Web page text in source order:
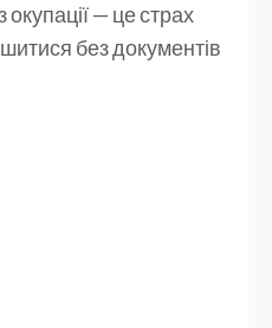
окупації — це страх
без документів